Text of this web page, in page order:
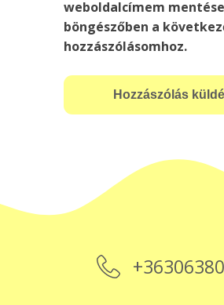
weboldalcímem
böngészőben a
hozzászólásomhoz.